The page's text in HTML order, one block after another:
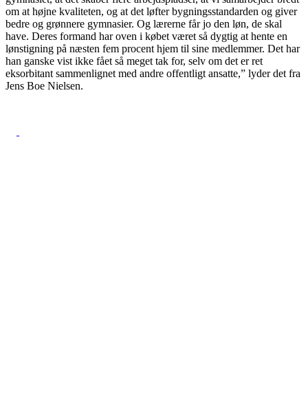
om at højne kvaliteten, og at det løfter bygningsstandarden og giver
bedre og grønnere gymnasier. Og lærerne får jo den løn, de skal
have. Deres formand har oven i købet været så dygtig at hente en
lønstigning på næsten fem procent hjem til sine medlemmer. Det har
han ganske vist ikke fået så meget tak for, selv om det er ret
eksorbitant sammenlignet med andre offentligt ansatte,” lyder det fra
Jens Boe Nielsen.